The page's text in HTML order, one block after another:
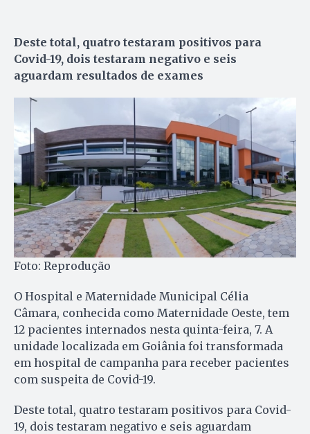
Deste total, quatro testaram positivos para
Covid-19, dois testaram negativo e seis
aguardam resultados de exames
Foto: Reprodução
O Hospital e Maternidade Municipal Célia
Câmara, conhecida como Maternidade Oeste, tem
12 pacientes internados nesta quinta-feira, 7. A
unidade localizada em Goiânia foi transformada
em hospital de campanha para receber pacientes
com suspeita de Covid-19.
Deste total, quatro testaram positivos para Covid-
19, dois testaram negativo e seis aguardam